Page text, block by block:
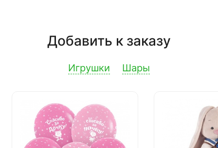
Добавить к заказу
Игрушки Шары